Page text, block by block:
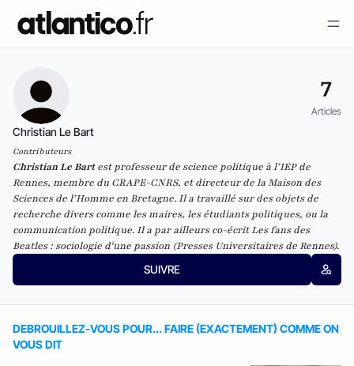
7
Articles
Christian Le Bart
Contributeurs
Christian Le Bartest professeur de science politique à l’IEP de
Rennes, membre du CRAPE-CNRS, et directeur de la Maison des
Sciences de l’Homme en Bretagne. Il a travaillé sur des objets de
recherche divers comme les maires, les étudiants politiques, ou la
communication politique. Il a par ailleurs co-écritLes fans des
Beatles : sociologie d'une passion (Presses Universitaires de Rennes).
SUIVRE
DEBROUILLEZ-VOUS POUR... FAIRE (EXACTEMENT) COMME ON
VOUS DIT